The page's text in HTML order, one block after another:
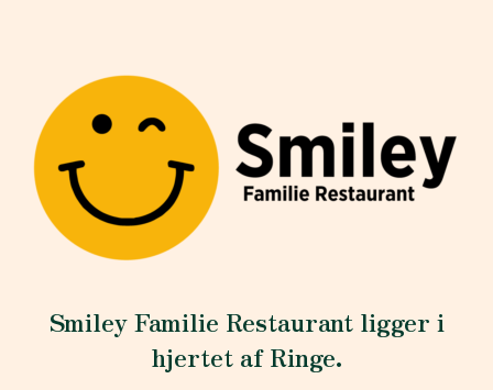
Smiley Familie Restaurant ligger i
hjertet af Ringe.